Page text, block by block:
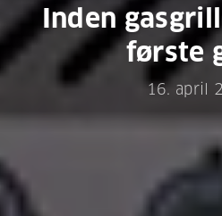
Inden
første
16. april